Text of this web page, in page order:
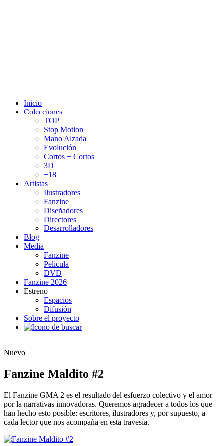
Inicio
Colecciones
TOP
Stop Motion
Mano Alzada
Evolución
Cortos + Cortos
3D
+18
Artistas
Ilustradores
Fanzine
Diseñadores
Directores
Desarrolladores
Blog
Media
Fanzine
Pelicula
DVD
Fanzine 2026
Estreno
Espacios
Difusión
Sobre el proyecto
Nuevo
Fanzine Maldito #2
El Fanzine GMA 2 es el resultado del esfuerzo colectivo y el amor
por la narrativas innovadoras. Queremos agradecer a todos los que
han hecho esto posible: escritores, ilustradores y, por supuesto, a
cada lector que nos acompaña en esta travesía.